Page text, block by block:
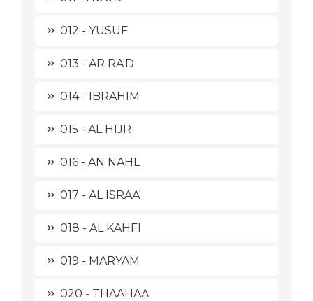
012 - YUSUF
013 - AR RA'D
014 - IBRAHIM
015 - AL HIJR
016 - AN NAHL
017 - AL ISRAA'
018 - AL KAHFI
019 - MARYAM
020 - THAAHAA